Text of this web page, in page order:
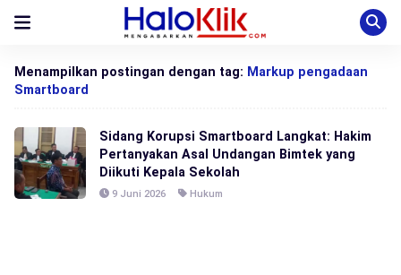
Menampilkan postingan dengan tag: Markup pengadaan
Smartboard
Sidang Korupsi Smartboard Langkat: Hakim
Pertanyakan Asal Undangan Bimtek yang
Diikuti Kepala Sekolah
9 Juni 2026 Hukum